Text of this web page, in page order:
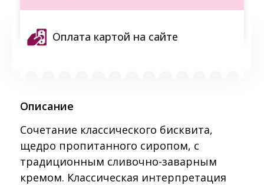
Описание
Сочетание классического бисквита,
щедро пропитанного сиропом, с
традиционным сливочно-заварным
кремом. Классическая интерпретация
Оплата картой на сайте